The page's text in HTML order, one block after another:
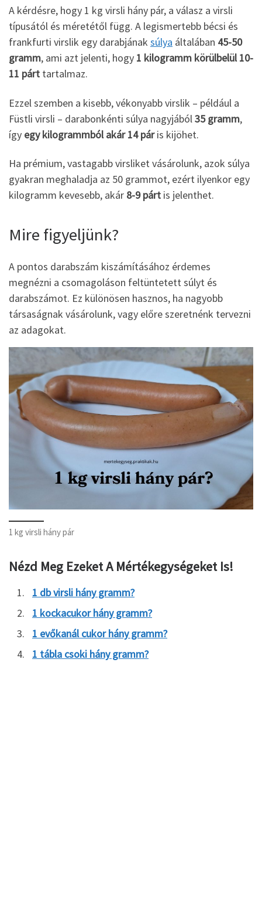
A kérdésre, hogy 1 kg virsli hány pár, a válasz a virsli
típusától és méretétől függ. A legismertebb bécsi és
frankfurti virslik egy darabjának súlya általában 45-50
gramm, ami azt jelenti, hogy 1 kilogramm körülbelül 10-
11 párt tartalmaz.
Ezzel szemben a kisebb, vékonyabb virslik – például a
Füstli virsli – darabonkénti súlya nagyjából35 gramm,
így egy kilogrammból akár 14 páris kijöhet.
Ha prémium, vastagabb virsliket vásárolunk, azok súlya
gyakran meghaladja az 50 grammot, ezért ilyenkor egy
kilogramm kevesebb, akár 8-9 párt is jelenthet.
Mire figyeljünk?
A pontos darabszám kiszámításához érdemes
megnézni a csomagoláson feltüntetett súlyt és
darabszámot. Ez különösen hasznos, ha nagyobb
társaságnak vásárolunk, vagy előre szeretnénk tervezni
az adagokat.
1 kg virsli hány pár
Nézd Meg Ezeket A Mértékegységeket Is!
1 db virsli hány gramm?
1 kockacukor hány gramm?
1 evőkanál cukor hány gramm?
1 tábla csoki hány gramm?